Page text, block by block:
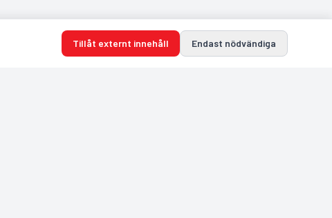
Tillåt externt innehåll Endast nödvändiga